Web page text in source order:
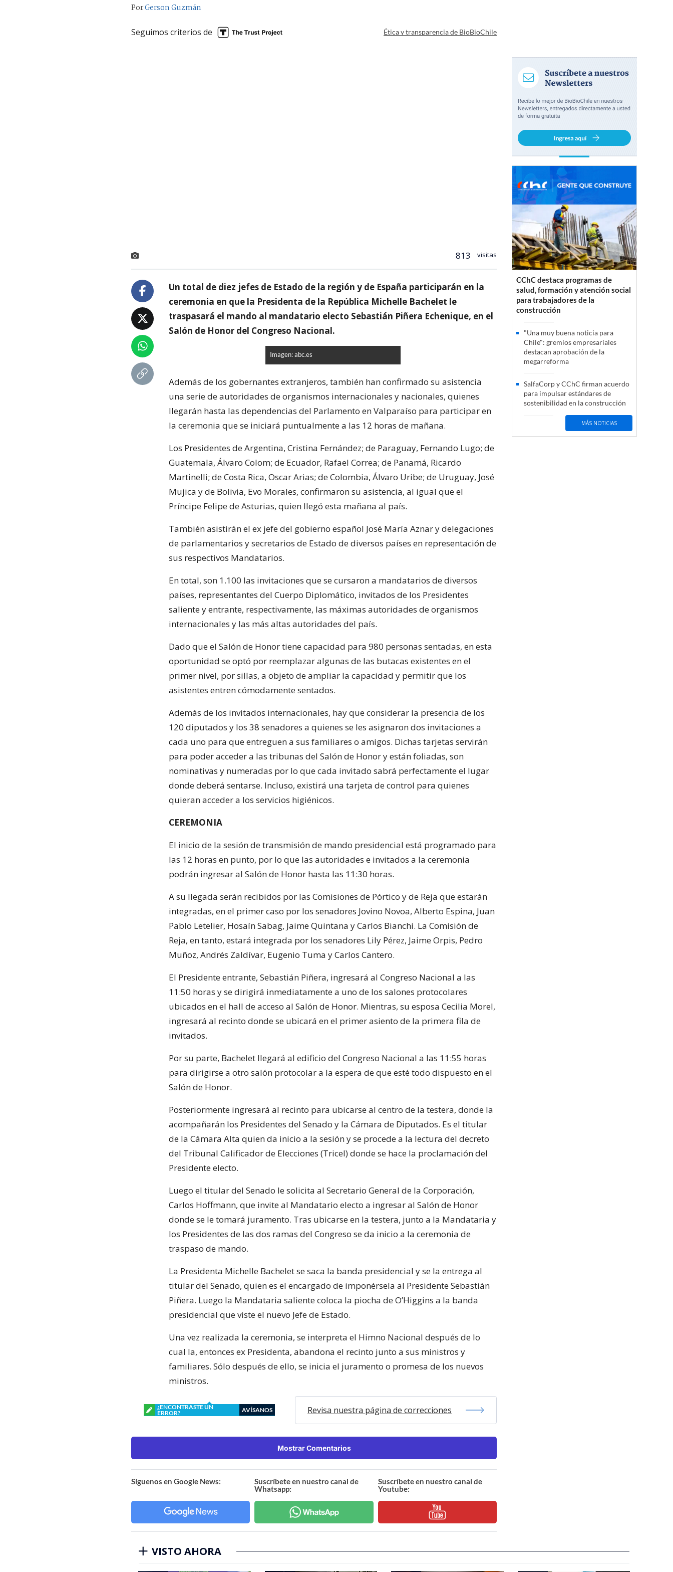
PorGerson Guzmán
Seguimos criterios de Ética y transparencia de BioBioChile
813 visitas
Un total de diez jefes de Estado de la región y de España participarán en la
ceremonia en que la Presidenta de la República Michelle Bachelet le
traspasará el mando al mandatario electo Sebastián Piñera Echenique, en el
Salón de Honor del Congreso Nacional.
Imagen: abc.es
Además de los gobernantes extranjeros, también han confirmado su asistencia
una serie de autoridades de organismos internacionales y nacionales, quienes
llegarán hasta las dependencias del Parlamento en Valparaíso para participar en
la ceremonia que se iniciará puntualmente a las 12 horas de mañana.
Los Presidentes de Argentina, Cristina Fernández; de Paraguay, Fernando Lugo; de
Guatemala, Álvaro Colom; de Ecuador, Rafael Correa; de Panamá, Ricardo
Martinelli; de Costa Rica, Oscar Arias; de Colombia, Álvaro Uribe; de Uruguay, José
Mujica y de Bolivia, Evo Morales, confirmaron su asistencia, al igual que el
Príncipe Felipe de Asturias, quien llegó esta mañana al país.
También asistirán el ex jefe del gobierno español José María Aznar y delegaciones
de parlamentarios y secretarios de Estado de diversos países en representación de
sus respectivos Mandatarios.
En total, son 1.100 las invitaciones que se cursaron a mandatarios de diversos
países, representantes del Cuerpo Diplomático, invitados de los Presidentes
saliente y entrante, respectivamente, las máximas autoridades de organismos
internacionales y las más altas autoridades del país.
Dado que el Salón de Honor tiene capacidad para 980 personas sentadas, en esta
oportunidad se optó por reemplazar algunas de las butacas existentes en el
primer nivel, por sillas, a objeto de ampliar la capacidad y permitir que los
asistentes entren cómodamente sentados.
Además de los invitados internacionales, hay que considerar la presencia de los
120 diputados y los 38 senadores a quienes se les asignaron dos invitaciones a
cada uno para que entreguen a sus familiares o amigos. Dichas tarjetas servirán
para poder acceder a las tribunas del Salón de Honor y están foliadas, son
nominativas y numeradas por lo que cada invitado sabrá perfectamente el lugar
donde deberá sentarse. Incluso, existirá una tarjeta de control para quienes
quieran acceder a los servicios higiénicos.
CEREMONIA
El inicio de la sesión de transmisión de mando presidencial está programado para
las 12 horas en punto, por lo que las autoridades e invitados a la ceremonia
podrán ingresar al Salón de Honor hasta las 11:30 horas.
A su llegada serán recibidos por las Comisiones de Pórtico y de Reja que estarán
integradas, en el primer caso por los senadores Jovino Novoa, Alberto Espina, Juan
Pablo Letelier, Hosaín Sabag, Jaime Quintana y Carlos Bianchi. La Comisión de
Reja, en tanto, estará integrada por los senadores Lily Pérez, Jaime Orpis, Pedro
Muñoz, Andrés Zaldívar, Eugenio Tuma y Carlos Cantero.
El Presidente entrante, Sebastián Piñera, ingresará al Congreso Nacional a las
11:50 horas y se dirigirá inmediatamente a uno de los salones protocolares
ubicados en el hall de acceso al Salón de Honor. Mientras, su esposa Cecilia Morel,
ingresará al recinto donde se ubicará en el primer asiento de la primera fila de
invitados.
Por su parte, Bachelet llegará al edificio del Congreso Nacional a las 11:55 horas
para dirigirse a otro salón protocolar a la espera de que esté todo dispuesto en el
Salón de Honor.
Posteriormente ingresará al recinto para ubicarse al centro de la testera, donde la
acompañarán los Presidentes del Senado y la Cámara de Diputados. Es el titular
de la Cámara Alta quien da inicio a la sesión y se procede a la lectura del decreto
del Tribunal Calificador de Elecciones (Tricel) donde se hace la proclamación del
Presidente electo.
Luego el titular del Senado le solicita al Secretario General de la Corporación,
Carlos Hoffmann, que invite al Mandatario electo a ingresar al Salón de Honor
donde se le tomará juramento. Tras ubicarse en la testera, junto a la Mandataria y
los Presidentes de las dos ramas del Congreso se da inicio a la ceremonia de
traspaso de mando.
La Presidenta Michelle Bachelet se saca la banda presidencial y se la entrega al
titular del Senado, quien es el encargado de imponérsela al Presidente Sebastián
Piñera. Luego la Mandataria saliente coloca la piocha de O’Higgins a la banda
presidencial que viste el nuevo Jefe de Estado.
Una vez realizada la ceremonia, se interpreta el Himno Nacional después de lo
cual la, entonces ex Presidenta, abandona el recinto junto a sus ministros y
familiares. Sólo después de ello, se inicia el juramento o promesa de los nuevos
ministros.
¿ENCONTRASTE UN
ERROR?
AVÍSANOS Revisa nuestra página de correcciones
Mostrar Comentarios
Síguenos en Google News:
Suscríbete en nuestro canal de
Whatsapp:
Suscríbete en nuestro canal de
Youtube:
CChC destaca programas de
salud, formación y atención social
para trabajadores de la
construcción
"Una muy buena noticia para
Chile": gremios empresariales
destacan aprobación de la
megarreforma
SalfaCorp y CChC firman acuerdo
para impulsar estándares de
sostenibilidad en la construcción
MÁS NOTICIAS
VISTO AHORA